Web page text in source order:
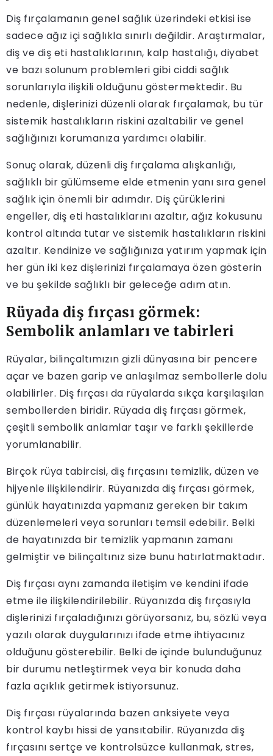
Diş fırçalamanın genel sağlık üzerindeki etkisi ise
sadece ağız içi sağlıkla sınırlı değildir. Araştırmalar,
diş ve diş eti hastalıklarının, kalp hastalığı, diyabet
ve bazı solunum problemleri gibi ciddi sağlık
sorunlarıyla ilişkili olduğunu göstermektedir. Bu
nedenle, dişlerinizi düzenli olarak fırçalamak, bu tür
sistemik hastalıkların riskini azaltabilir ve genel
sağlığınızı korumanıza yardımcı olabilir.
Sonuç olarak, düzenli diş fırçalama alışkanlığı,
sağlıklı bir gülümseme elde etmenin yanı sıra genel
sağlık için önemli bir adımdır. Diş çürüklerini
engeller, diş eti hastalıklarını azaltır, ağız kokusunu
kontrol altında tutar ve sistemik hastalıkların riskini
azaltır. Kendinize ve sağlığınıza yatırım yapmak için
her gün iki kez dişlerinizi fırçalamaya özen gösterin
ve bu şekilde sağlıklı bir geleceğe adım atın.
Rüyada diş fırçası görmek:
Sembolik anlamları ve tabirleri
Rüyalar, bilinçaltımızın gizli dünyasına bir pencere
açar ve bazen garip ve anlaşılmaz sembollerle dolu
olabilirler. Diş fırçası da rüyalarda sıkça karşılaşılan
sembollerden biridir. Rüyada diş fırçası görmek,
çeşitli sembolik anlamlar taşır ve farklı şekillerde
yorumlanabilir.
Birçok rüya tabircisi, diş fırçasını temizlik, düzen ve
hijyenle ilişkilendirir. Rüyanızda diş fırçası görmek,
günlük hayatınızda yapmanız gereken bir takım
düzenlemeleri veya sorunları temsil edebilir. Belki
de hayatınızda bir temizlik yapmanın zamanı
gelmiştir ve bilinçaltınız size bunu hatırlatmaktadır.
Diş fırçası aynı zamanda iletişim ve kendini ifade
etme ile ilişkilendirilebilir. Rüyanızda diş fırçasıyla
dişlerinizi fırçaladığınızı görüyorsanız, bu, sözlü veya
yazılı olarak duygularınızı ifade etme ihtiyacınız
olduğunu gösterebilir. Belki de içinde bulunduğunuz
bir durumu netleştirmek veya bir konuda daha
fazla açıklık getirmek istiyorsunuz.
Diş fırçası rüyalarında bazen anksiyete veya
kontrol kaybı hissi de yansıtabilir. Rüyanızda diş
fırçasını sertçe ve kontrolsüzce kullanmak, stres,